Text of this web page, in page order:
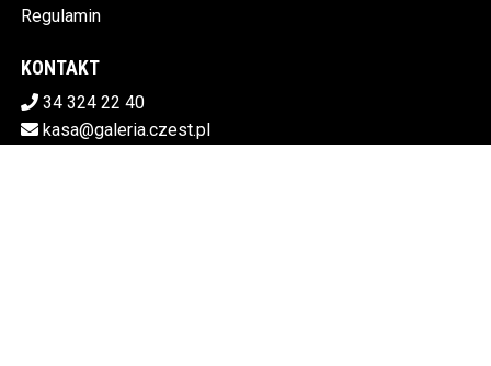
Regulamin
KONTAKT
34 324 22 40
kasa@galeria.czest.pl